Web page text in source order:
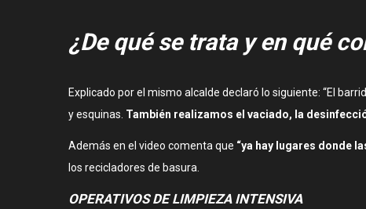
¿De qué se trata y en qué
Explicado por el mismo alcalde declaró lo siguiente: “El
y esquinas. También realizamos el vaciado, la
Además en el video comenta que “ya hay lugares donde
los recicladores de basura.
OPERATIVOS DE LIMPIEZA INTENSIVA